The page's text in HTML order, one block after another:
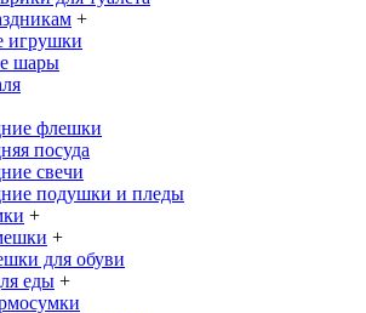
+
игрушки
шары
флешки
посуда
свечи
подушки и пледы
+
+
для обуви
еды +